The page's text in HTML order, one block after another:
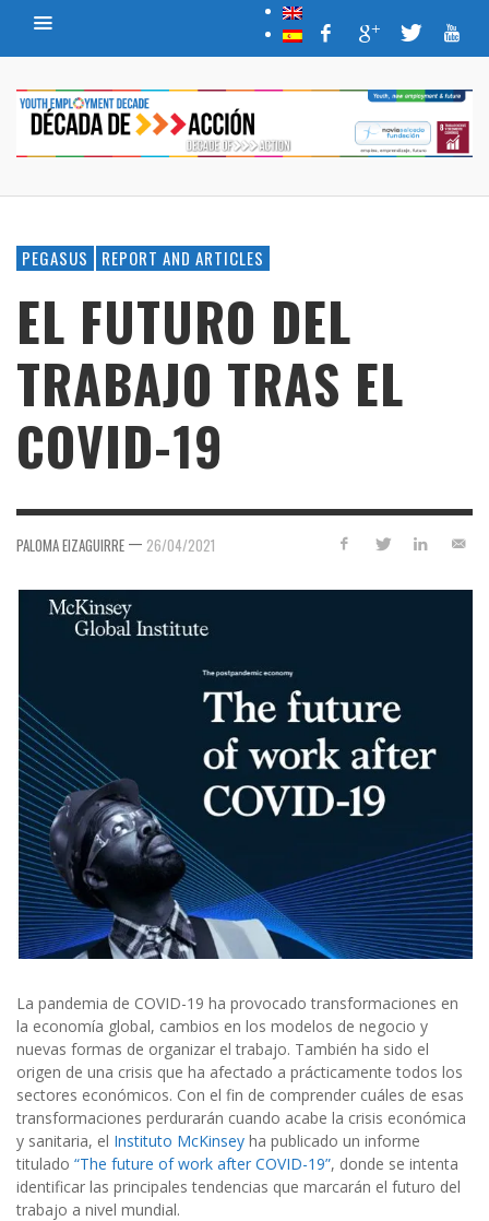
PEGASUS REPORT AND ARTICLES
EL FUTURO DEL
TRABAJO TRAS EL
COVID-19
PALOMA EIZAGUIRRE — 26/04/2021
La pandemia de COVID-19 ha provocado transformaciones en
la economía global, cambios en los modelos de negocio y
nuevas formas de organizar el trabajo. También ha sido el
origen de una crisis que ha afectado a prácticamente todos los
sectores económicos. Con el fin de comprender cuáles de esas
transformaciones perdurarán cuando acabe la crisis económica
y sanitaria, el Instituto McKinsey ha publicado un informe
titulado “The future of work after COVID-19”, donde se intenta
identificar las principales tendencias que marcarán el futuro del
trabajo a nivel mundial.